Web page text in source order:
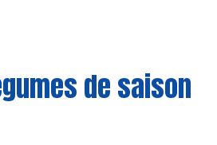
de saison